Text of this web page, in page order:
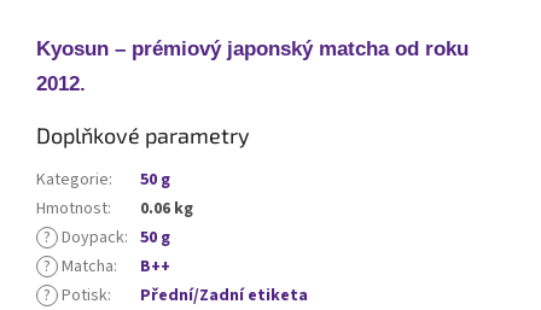
Kyosun – prémiový japonský matcha od roku
2012.
Doplňkové parametry
Kategorie:
50 g
Hmotnost:
0.06 kg
? Doypack: 50 g
? Matcha:
B++
? Potisk: Přední/Zadní etiketa